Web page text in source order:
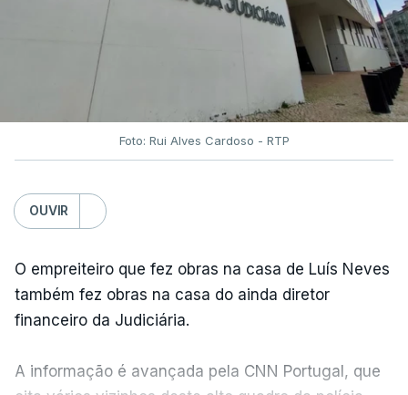
Foto: Rui Alves Cardoso - RTP
OUVIR
O empreiteiro que fez obras na casa de Luís Neves
também fez obras na casa do ainda diretor
financeiro da Judiciária.
A informação é avançada pela CNN Portugal, que